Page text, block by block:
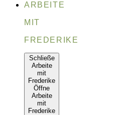
ARBEITE
MIT
FREDERIKE
Schließe
Arbeite
mit
Frederike
Öffne
Arbeite
mit
Frederike